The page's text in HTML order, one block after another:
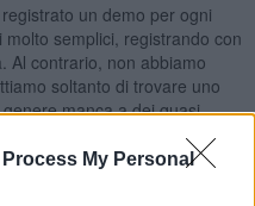
Process My Personal
un demo per ogni
semplici, registrando con
Al contrario, non abbiamo
soltanto di trovare uno
manca a dei quasi
produzione artistica o